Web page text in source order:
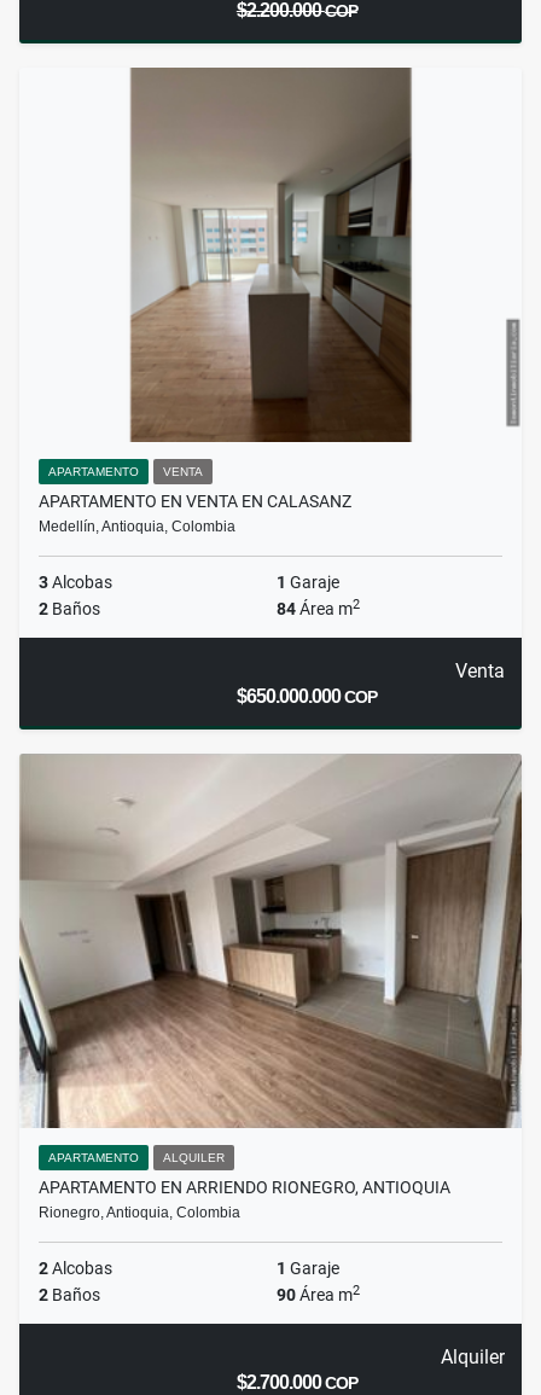
$2.200.000COP
APARTAMENTO VENTA
APARTAMENTO EN VENTA EN CALASANZ
Medellín, Antioquia, Colombia
3Alcobas 1 Garaje
2 Baños 84Área m2
Venta
$650.000.000COP
APARTAMENTO ALQUILER
APARTAMENTO EN ARRIENDO RIONEGRO, ANTIOQUIA
Rionegro, Antioquia, Colombia
2Alcobas 1 Garaje
2 Baños 90Área m2
Alquiler
$2.700.000COP